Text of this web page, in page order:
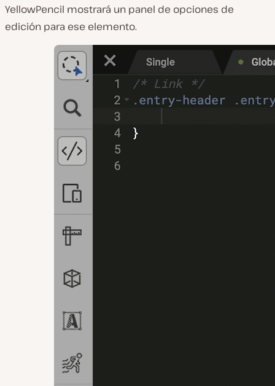
YellowPencil mostrará un panel de opciones de
edición para ese elemento.